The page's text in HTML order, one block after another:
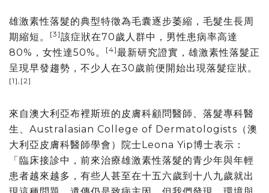
雄激素性落髮的典型特徵為毛囊逐步萎縮，毛髮生長周
期縮短。
[3]該症狀在70歲人群中，男性患病率高達
80%，女性達50%。
[4]最新研究證實，雄激素性落髮正
呈現早發趨勢，不少人在30歲前便開始出現落髮症狀。
[1],[2]
來自澳大利亞布裡斯班的皮膚科顧問醫師、落髮專科醫
生、Australasian College of Dermatologists（澳
大利亞皮膚科醫師學會）院士Leona Yip博士表示：
「臨床接診中，前來治療雄激素性落髮的青少年與年輕
患者越來越多，有些人甚至在十五六歲到十八九歲就出